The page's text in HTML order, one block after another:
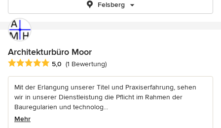
Felsberg
Architekturbüro Moor
Durchschnittliche Bewertung: 5 von 5 Sternen
5,0 (1 Bewertung)
Mit der Erlangung unserer Titel und Praxiserfahrung, sehen
wir in unserer Dienstleistung die Pflicht im Rahmen der
Bauregularien und technolog...
Mehr